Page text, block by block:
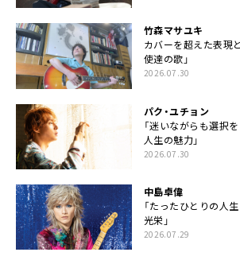
竹森マサユキ
カバーを超えた表現
使達の歌」
2026.07.30
パク・ユチョン
「迷いながらも選択
人生の魅力」
2026.07.30
中島卓偉
「たったひとりの人
光栄」
2026.07.29